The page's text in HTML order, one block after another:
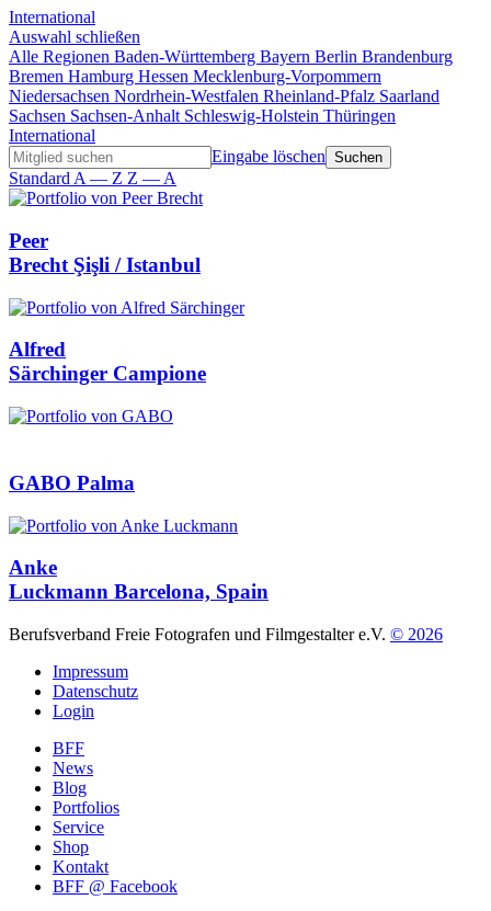
International
Auswahl schließen
Alle Regionen Baden-Württemberg Bayern Berlin Brandenburg
Bremen Hamburg Hessen Mecklenburg-Vorpommern
Niedersachsen Nordrhein-Westfalen Rheinland-Pfalz Saarland
Sachsen Sachsen-Anhalt Schleswig-Holstein Thüringen
International
Eingabe löschen
Standard A — Z Z — A
Peer
Brecht Şişli / Istanbul
Alfred
Särchinger Campione
GABO Palma
Anke
Luckmann Barcelona, Spain
Berufsverband Freie Fotografen und Filmgestalter e.V. © 2026
Impressum
Datenschutz
Login
BFF
News
Blog
Portfolios
Service
Shop
Kontakt
BFF @ Facebook